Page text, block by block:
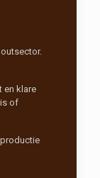
en klare
of